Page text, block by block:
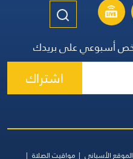
أسبوعي على بريدك
اشتراك
الموقع الأسباني مواقيت الصلاة